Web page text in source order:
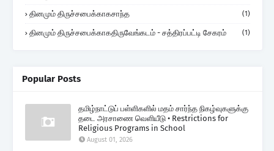
தினமும் திருச்சபைக்காகசாந்த (1)
தினமும் திருச்சபைக்காகதிருவேங்கடம் - சத்திரப்பட்டி சேகரம் (1)
Popular Posts
தமிழ்நாட்டுப் பள்ளிகளில் மதம் சார்ந்த நிகழ்வுகளுக்கு
தடை அரசாணை வெளியீடு • Restrictions for
Religious Programs in School
August 01, 2026